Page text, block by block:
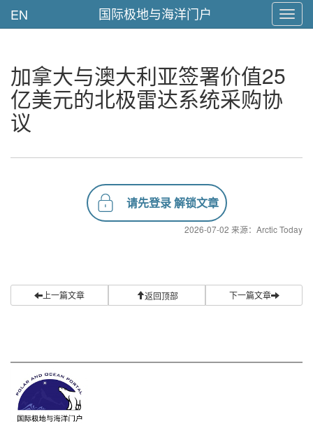
EN 国际极地与海洋门户
加拿大与澳大利亚签署价值25
亿美元的北极雷达系统采购协
议
请先登录 解锁文章
2026-07-02 来源：Arctic Today
上一篇文章 返回顶部 下一篇文章